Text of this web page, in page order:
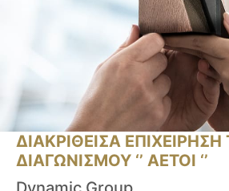
ΔΙΑΚΡΙΘΕΙΣΑ ΕΠΙΧΕΙΡΗΣΗ
ΔΙΑΓΩΝΙΣΜΟΥ ‘’ ΑΕΤΟΙ ‘’